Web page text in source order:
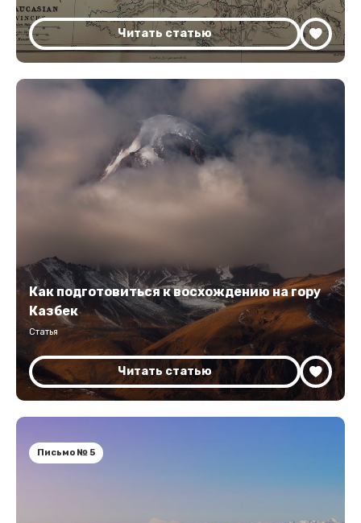
Читать статью
Как подготовиться к восхождению на гору
Казбек
Статья
Читать статью
Письмо № 5